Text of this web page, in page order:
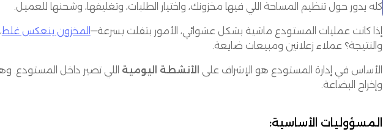
كله يدور حول تنظيم المساحة اللي فيها مخزونك، واختيار الطلبات، وتغليفها، وشحنها للعميل.
إذا كانت عمليات المستودع ماشية بشكل عشوائي، الأمور بتفلت بسرعة— المخزون ينعكس غلط
والنتيجة؟ عملاء زعلانين ومبيعات ضايعة.
الأساس في إدارة المستودع هو الإشراف على الأنشطة اليومية اللي تصير داخل المستودع.
وإخراج البضاعة.
المسؤوليات الأساسية: